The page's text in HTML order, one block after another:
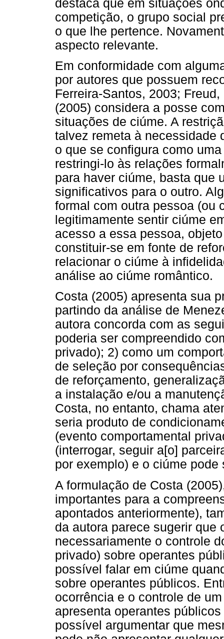
destaca que em situações
competição, o grupo social
o que lhe pertence.
aspecto relevante.
Em conformidade com
por autores que possuem
Ferreira-Santos, 2003;
(2005) considera a posse
situações de ciúme. A
talvez remeta à necessidade
o que se configura como
restringi-lo às relações
para haver ciúme, basta que
significativos para o outro.
formal com outra pessoa (ou
legitimamente sentir ciúme
acesso a essa pessoa,
constituir-se em fonte de
relacionar o ciúme à
análise ao ciúme romântico.
Costa (2005) apresenta sua
partindo da análise de
autora concorda com as
poderia ser compreendido
privado); 2) como um
de seleção por
de reforçamento,
a instalação e/ou a
Costa, no entanto, chama
seria produto de
(evento comportamental
(interrogar, seguir a[o]
por exemplo) e o ciúme
A formulação de Costa
importantes para a
apontados anteriormente),
da autora parece sugerir que
necessariamente o controle
privado) sobre operantes
possível falar em ciúme
sobre operantes públicos.
ocorrência e o controle de
apresenta operantes
possível argumentar que